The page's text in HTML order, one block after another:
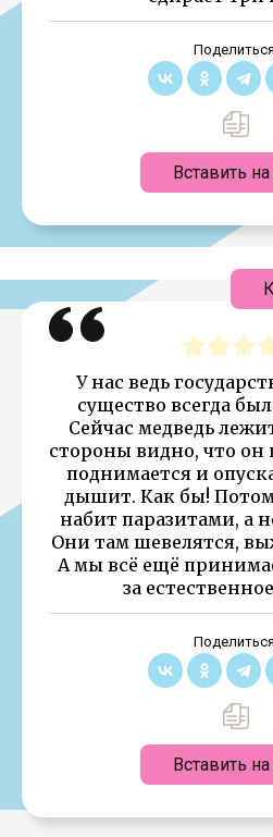
Вставить
У нас ведь
существо всегда
Сейчас медведь
стороны видно, что
поднимается и
дышит. Как бы!
набит паразитами, а
Они там шевелятся,
А мы всё ещё
за
Вставить